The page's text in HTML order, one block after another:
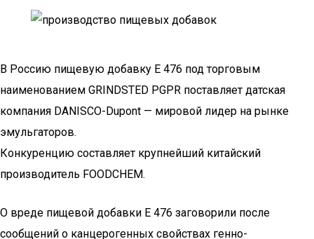
В Россию пищевую добавку Е 476 под торговым
наименованием GRINDSTED PGPR поставляет датская
компания DANISCO-Dupont — мировой лидер на рынке
эмульгаторов.
Конкуренцию составляет крупнейший китайский
производитель FOODCHEM.
О вреде пищевой добавки E 476 заговорили после
сообщений о канцерогенных свойствах генно-